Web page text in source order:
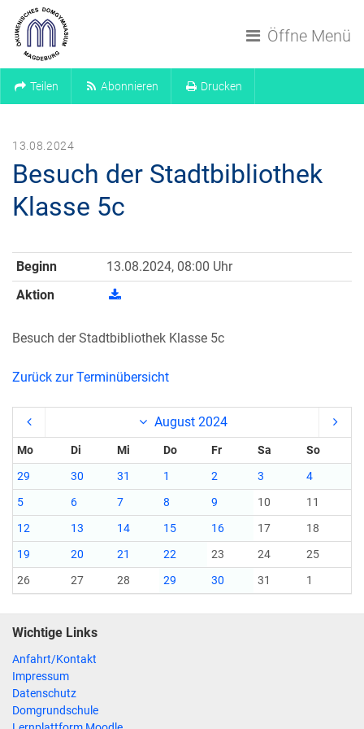
Öffne Menü
Teilen Abonnieren Drucken
13.08.2024
Besuch der Stadtbibliothek
Klasse 5c
Beginn
13.08.2024, 08:00 Uhr
Aktion
Besuch der Stadtbibliothek Klasse 5c
Zurück zur Terminübersicht
August 2024
Mo Di Mi Do Fr Sa
So
29
30 31 1 2 3
4
5
6 7 8 9 10
11
12
13 14 15 16 17
18
19
20 21 22 23 24
25
26
27 28 29 30 31 1
Wichtige Links
Anfahrt/Kontakt
Impressum
Datenschutz
Domgrundschule